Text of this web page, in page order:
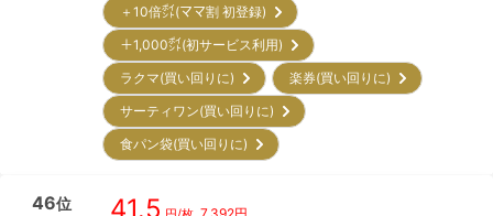
＋10倍㌽(ママ割 初登録)
＋1,000㌽(初サービス利用)
ラクマ(買い回りに)
楽券(買い回りに)
サーティワン(買い回りに)
食パン袋(買い回りに)
46位 41.5